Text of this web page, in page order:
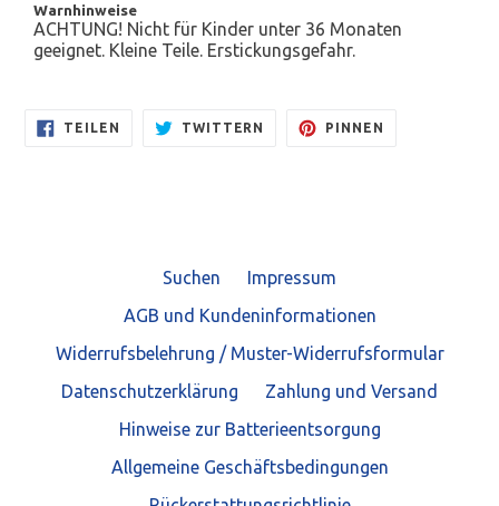
Warnhinweise
ACHTUNG! Nicht für Kinder unter 36 Monaten
geeignet. Kleine Teile. Erstickungsgefahr.
TEILEN
FACEBOOK
TWITTERN
TWITTER
PINNEN
Suchen
Impressum
AGB und Kundeninformationen
Widerrufsbelehrung / Muster-Widerrufsformular
Datenschutzerklärung
Zahlung und Versand
Hinweise zur Batterieentsorgung
Allgemeine Geschäftsbedingungen